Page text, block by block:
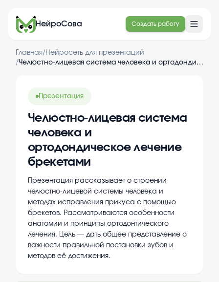
НейроСова Создать работу
Главная/ Нейросеть для презентаций
/
Челюстно-лицевая система человека и ортодондическое лечение брекетами
Презентация
Челюстно-лицевая система
человека и
ортодондическое лечение
брекетами
Презентация рассказывает о строении
челюстно-лицевой системы человека и
методах исправления прикуса с помощью
брекетов. Рассматриваются особенности
анатомии и принципы ортодонтического
лечения. Цель — дать общее представление о
важности правильной постановки зубов и
методов её достижения.